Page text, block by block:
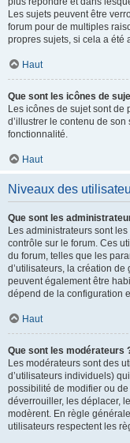
Les sujets peuvent être
forum pour de multiples
propres sujets, si cela a été
Haut
Que sont les icônes de
Les icônes de sujet sont de
d’illustrer le contenu de
fonctionnalité.
Haut
Niveaux des
Que sont les
Les administrateurs sont
contrôle sur le forum. Ces
du forum, telles que les
d’utilisateurs, la création de
peuvent également être
dépend de la configuration
Haut
Que sont les modérateurs
Les modérateurs sont des
d’utilisateurs individuels)
possibilité de modifier ou
déverrouiller, les déplacer,
modèrent. En règle
utilisateurs respectent les